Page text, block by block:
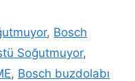
, Bosch
Soğutmuyor,
, Bosch buzdolabı